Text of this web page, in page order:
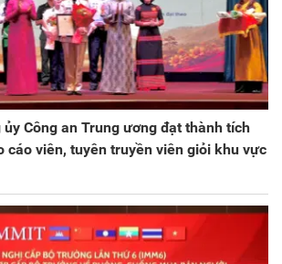
Công an Trung ương đạt thành tích
cáo viên, tuyên truyền viên giỏi khu vực